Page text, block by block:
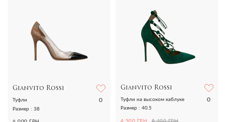
Gianvito Rossi
0
Туфли
Размер : 38
Gianvito Rossi
0
Туфли на высоком каблуке
Размер : 40.5
4 500 ГРН 8 400 ГРН